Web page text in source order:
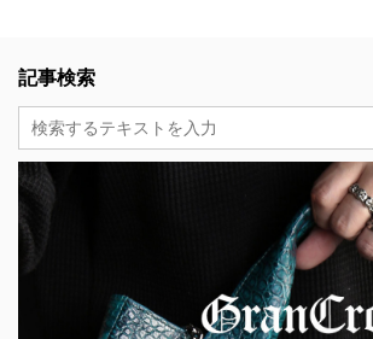
記事検索